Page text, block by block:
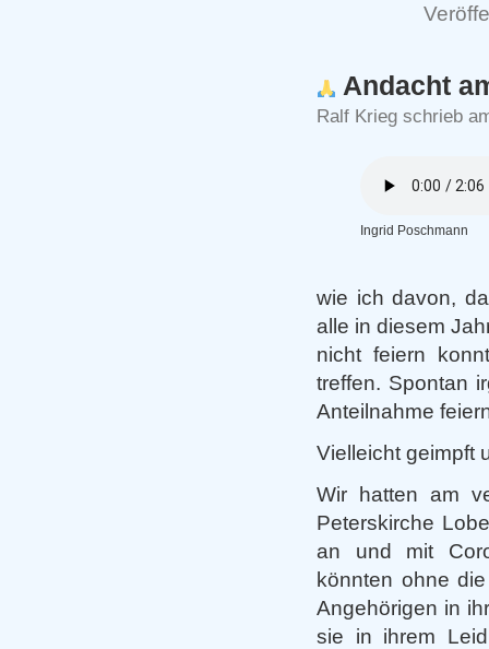
Andacht
Ralf Krieg schrieb
Ingrid Poschmann
wie ich davon,
alle in diesem
nicht feiern
treffen. Spontan
Anteilnahme
Vielleicht geimpft
Wir hatten am
Peterskirche
an und mit
könnten ohne
Angehörigen in
sie in ihrem